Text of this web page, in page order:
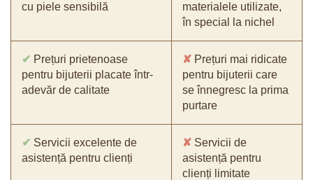
cu piele sensibilă
materialele utilizate,
în special la nichel
✔ Prețuri prietenoase
pentru bijuterii placate într-
adevăr de calitate
✘ Prețuri mai ridicate
pentru bijuterii care
se înnegresc la prima
purtare
✔ Servicii excelente de
asistență pentru clienți
✘ Servicii de
asistență pentru
clienți limitate